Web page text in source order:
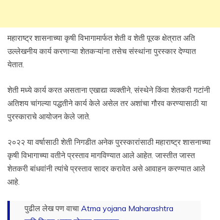
महाराष्ट्र शासनाच्या कृषी विभागामार्फत शेती व शेती पूरक क्षेत्रात अति
उल्लेखनीय कार्य करणाऱ्या शेतकऱ्यांना तसेच संस्थांना पुरस्कार देण्यात
येतात.
शेती मध्ये कार्य करत असताना एखाद्या व्यक्तीने, संस्थेने किंवा शेतकरी गटांनी
अतिशय चांगल्या पद्धतीने कार्य केले असेल तर अशांचा गौरव करण्यासाठी या
पुरस्काराचे आयोजन केले जाते.
२०२२ या वर्षासाठी शेती निगडीत अनेक पुरस्कारांसाठी महाराष्ट्र शासनाच्या
कृषी विभागाच्या वतीने प्रस्ताव मागविण्यात आले आहेत. जास्तीत जास्त
शेतकरी बांधवांनी त्यांचे प्रस्ताव सादर करावेत असे आवाहन करण्यात आले
आहे.
पुढील लेख पण वाचा Atma yojana Maharashtra